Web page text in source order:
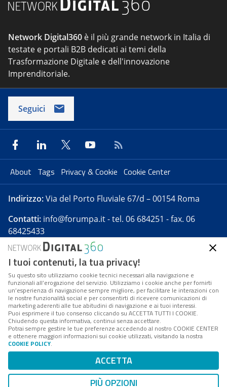
Network Digital360 è il più grande network in Italia di
testate e portali B2B dedicati ai temi della
Trasformazione Digitale e dell'innovazione
Imprenditoriale.
Seguici
About Tags Privacy & Cookie Cookie Center
Indirizzo:Via del Porto Fluviale 67/d – 00154 Roma
Contatti: info@forumpa.it- tel. 06 684251 - fax. 06
68425433
Forumpa.itè una pubblicazione telematica iscritta
presso Registro della stampa del Tribunale di Roma -
Reg. n. 182 del 2 maggio 2008 - Direttore resp. Michela
Stentella
FPA s.r.l. è società soggetta a Direzione e
Coordinamento da parte di Digital360 S.p.A. - FPA s.r.l.
è un'azienda certificata per il sistema di management
Codice Fiscale/Partita IVA n. 10693191008 - R.E.A. Roma
n. 1249791. ISP AWS
Mappa del sito
I tuoi contenuti, la tua privacy!
Su questo sito utilizziamo cookie tecnici necessari alla navigazione e
funzionali all’erogazione del servizio. Utilizziamo i cookie anche per fornirti
un’esperienza di navigazione sempre migliore, per facilitare le interazioni con
le nostre funzionalità social e per consentirti di ricevere comunicazioni di
marketing aderenti alle tue abitudini di navigazione e ai tuoi interessi.
Puoi esprimere il tuo consenso cliccando su ACCETTA TUTTI I COOKIE.
Chiudendo questa informativa, continui senza accettare.
Potrai sempre gestire le tue preferenze accedendo al nostro COOKIE CENTER
e ottenere maggiori informazioni sui cookie utilizzati, visitando la nostra
COOKIE POLICY.
ACCETTA
PIÙ OPZIONI